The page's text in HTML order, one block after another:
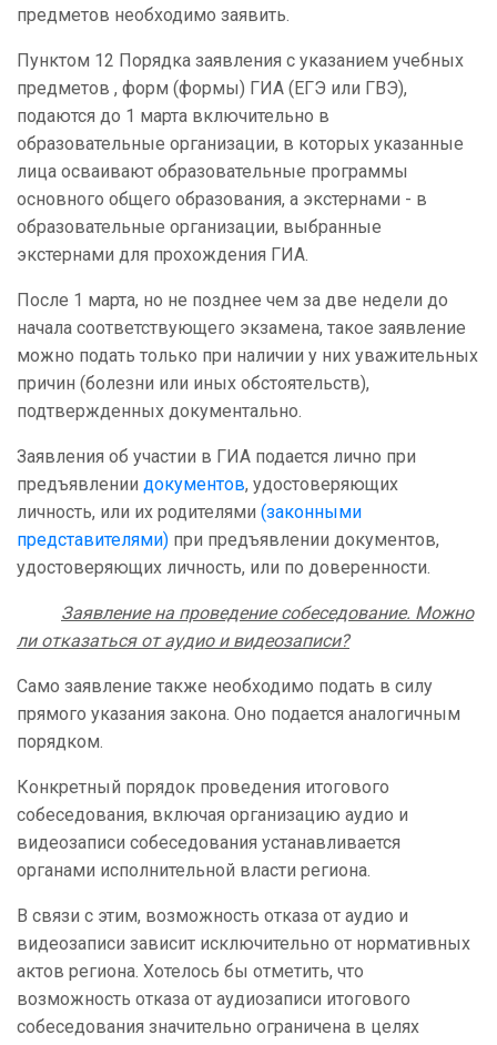
предметов необходимо заявить.
Пунктом 12 Порядка заявления с указанием учебных
предметов , форм (формы) ГИА (ЕГЭ или ГВЭ),
подаются до 1 марта включительно в
образовательные организации, в которых указанные
лица осваивают образовательные программы
основного общего образования, а экстернами - в
образовательные организации, выбранные
экстернами для прохождения ГИА.
После 1 марта, но не позднее чем за две недели до
начала соответствующего экзамена, такое заявление
можно подать только при наличии у них уважительных
причин (болезни или иных обстоятельств),
подтвержденных документально.
Заявления об участии в ГИА подается лично при
предъявлении документов, удостоверяющих
личность, или их родителями (законными
представителями) при предъявлении документов,
удостоверяющих личность, или по доверенности.
Заявление на проведение собеседование. Можно
ли отказаться от аудио и видеозаписи?
Само заявление также необходимо подать в силу
прямого указания закона. Оно подается аналогичным
порядком.
Конкретный порядок проведения итогового
собеседования, включая организацию аудио и
видеозаписи собеседования устанавливается
органами исполнительной власти региона.
В связи с этим, возможность отказа от аудио и
видеозаписи зависит исключительно от нормативных
актов региона. Хотелось бы отметить, что
возможность отказа от аудиозаписи итогового
собеседования значительно ограничена в целях